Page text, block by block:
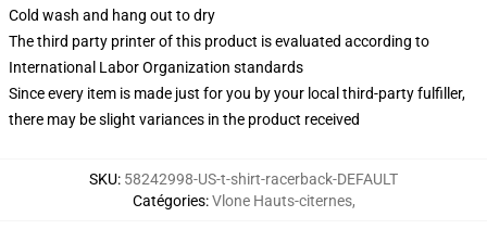
Cold wash and hang out to dry
The third party printer of this product is evaluated according to
International Labor Organization standards
Since every item is made just for you by your local third-party fulfiller,
there may be slight variances in the product received
SKU: 58242998-US-t-shirt-racerback-DEFAULT
Catégories:Vlone Hauts-citernes,